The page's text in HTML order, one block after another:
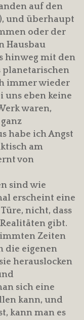
auf den
und überhaupt
oder der
Hausbau
hinweg mit den
planetarischen
immer wieder
uns eben keine
waren,
habe ich Angst
am
von
sind wie
erscheint eine
nicht, dass
gibt.
Zeiten
die eigenen
herauslocken
sich eine
kann, und
kann man es